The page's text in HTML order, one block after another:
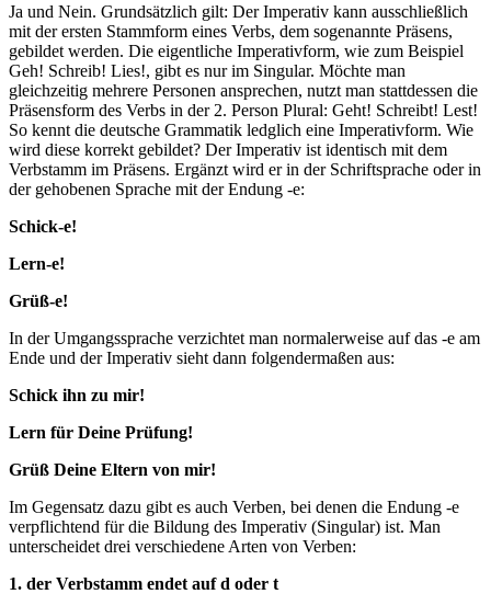
Ja und Nein. Grundsätzlich gilt: Der Imperativ kann ausschließlich
mit der ersten Stammform eines Verbs, dem sogenannte Präsens,
gebildet werden. Die eigentliche Imperativform, wie zum Beispiel
Geh! Schreib! Lies!, gibt es nur im Singular. Möchte man
gleichzeitig mehrere Personen ansprechen, nutzt man stattdessen die
Präsensform des Verbs in der 2. Person Plural: Geht! Schreibt! Lest!
So kennt die deutsche Grammatik ledglich eine Imperativform. Wie
wird diese korrekt gebildet? Der Imperativ ist identisch mit dem
Verbstamm im Präsens. Ergänzt wird er in der Schriftsprache oder in
der gehobenen Sprache mit der Endung -e:
Schick-e!
Lern-e!
Grüß-e!
In der Umgangssprache verzichtet man normalerweise auf das -e am
Ende und der Imperativ sieht dann folgendermaßen aus:
Schick ihn zu mir!
Lern für Deine Prüfung!
Grüß Deine Eltern von mir!
Im Gegensatz dazu gibt es auch Verben, bei denen die Endung -e
verpflichtend für die Bildung des Imperativ (Singular) ist. Man
unterscheidet drei verschiedene Arten von Verben:
1. der Verbstamm endet auf d oder t